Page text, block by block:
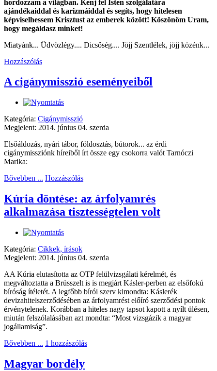
hordozzam a világban. Kenj fel Isten szolgálatára
ajándékaiddal és karizmáiddal és segíts, hogy hitelesen
képviselhessem Krisztust az emberek között! Köszönöm Uram,
hogy megáldasz minket!
Miatyánk... Üdvözlégy.... Dicsőség.... Jöjj Szentlélek, jöjj közénk...
Hozzászólás
A cigánymisszió eseményeiből
Kategória: Cigánymisszió
Megjelent: 2014. június 04. szerda
Elsőáldozás, nyári tábor, földosztás, bútorok... az érdi
cigánymissziónk híreiből írt össze egy csokorra valót Tarnóczi
Marika:
Bővebben ... Hozzászólás
Kúria döntése: az árfolyamrés
alkalmazása tisztességtelen volt
Kategória: Cikkek, írások
Megjelent: 2014. június 04. szerda
AA Kúria elutasította az OTP felülvizsgálati kérelmét, és
megváltoztatta a Brüsszelt is is megjárt Kásler-perben az elsőfokú
bíróság ítéletét. A legfőbb bírói szerv kimondta: Káslerék
devizahitelszerződésében az árfolyamrést előíró szerződési pontok
érvénytelenek. Korábban a hiteles nagy tapsot kapott a nyílt ülésen,
miután felszólalásában azt mondta: “Most vizsgázik a magyar
jogállamiság”.
Bővebben ... 1 hozzászólás
Magyar bordély